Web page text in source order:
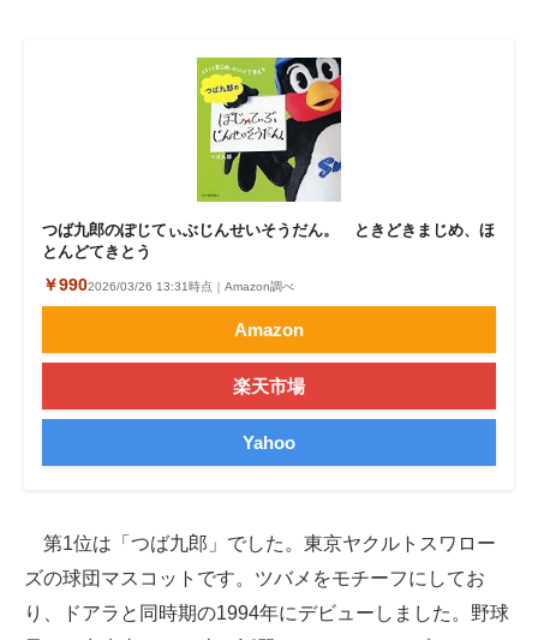
つば九郎のぽじてぃぶじんせいそうだん。 ときどきまじめ、ほ
とんどてきとう
￥9902026/03/26 13:31時点｜Amazon調べ
Amazon
楽天市場
Yahoo
第1位は「つば九郎」でした。東京ヤクルトスワロー
ズの球団マスコットです。ツバメをモチーフにしてお
り、ドアラと同時期の1994年にデビューしました。野球